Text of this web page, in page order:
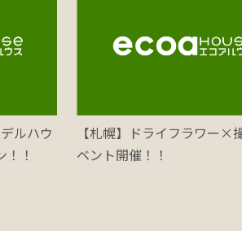
ルハウ
！
【札幌】ドライフラワー×
ベント開催！！